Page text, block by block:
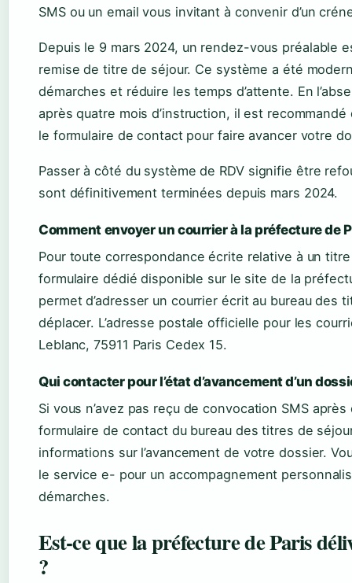
SMS ou un email vous invitant à convenir d’un
Depuis le 9 mars 2024, un rendez-vous préalable
remise de titre de séjour. Ce système a été
démarches et réduire les temps d’attente. En
après quatre mois d’instruction, il est
le formulaire de contact pour faire avancer votre
Passer à côté du système de RDV signifie être
sont définitivement terminées depuis mars 2024.
Comment envoyer un courrier à la préfecture de
Pour toute correspondance écrite relative à un
formulaire dédié disponible sur le site de la
permet d’adresser un courrier écrit au bureau des
déplacer. L’adresse postale officielle pour les
Leblanc, 75911 Paris Cedex 15.
Qui contacter pour l’état d’avancement d’un
Si vous n’avez pas reçu de convocation SMS
formulaire de contact du bureau des titres de
informations sur l’avancement de votre dossier.
le service e- pour un accompagnement
démarches.
Est-ce que la préfecture de Paris
?